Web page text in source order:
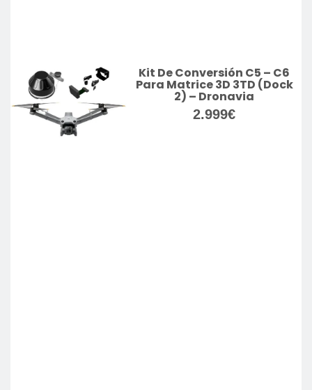
Kit De Conversión C5 – C6
Para Matrice 3D 3TD (Dock
2) – Dronavia
2.999€